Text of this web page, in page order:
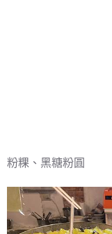
粉粿、黑糖粉圓